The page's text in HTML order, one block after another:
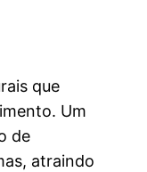
que
Um
de
atraindo